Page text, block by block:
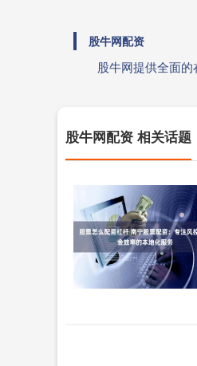
股牛网配资
股牛网提供全面
股牛网配资 相关话题